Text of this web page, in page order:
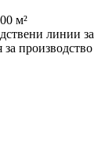
м²
линии за
производство